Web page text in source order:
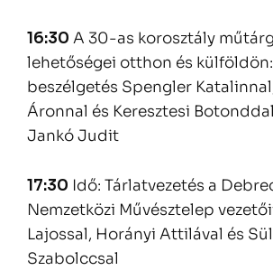
16:30 A 30-as korosztály
lehetőségei otthon és
beszélgetés Spengler
Áronnal és Keresztesi
Jankó Judit
17:30 Idő: Tárlatvezetés a
Nemzetközi Művésztelep
Lajossal, Horányi Attilával és
Szabolccsal